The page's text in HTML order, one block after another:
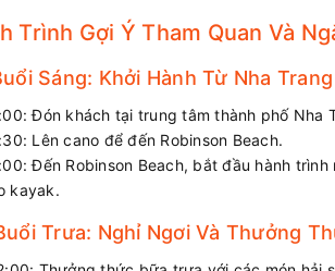
Trình Gợi Ý Tham Quan Và
Sáng: Khởi Hành Từ Nha Trang
Đón khách tại trung tâm thành phố Nha
Lên cano để đến Robinson Beach.
Đến Robinson Beach, bắt đầu hành
kayak.
Trưa: Nghỉ Ngơi Và Thưởng